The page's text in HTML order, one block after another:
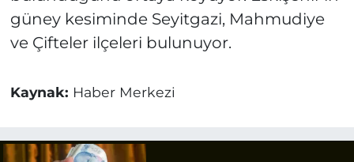
güney kesiminde Seyitgazi, Mahmudiye
ve Çifteler ilçeleri bulunuyor.
Kaynak: Haber Merkezi